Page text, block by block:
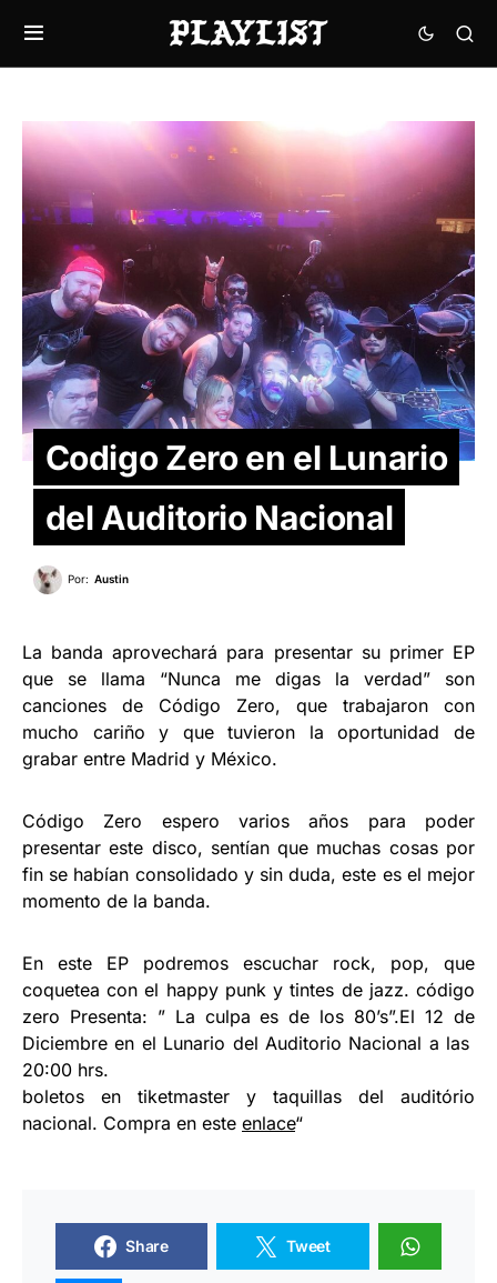
Codigo Zero en el Lunario
del Auditorio Nacional
Por: Austin
La banda aprovechará para presentar su primer EP
que se llama “Nunca me digas la verdad” son
canciones de Código Zero, que trabajaron con
mucho cariño y que tuvieron la oportunidad de
grabar entre Madrid y México.
Código Zero espero varios años para poder
presentar este disco, sentían que muchas cosas por
fin se habían consolidado y sin duda, este es el mejor
momento de la banda.
En este EP podremos escuchar rock, pop, que
coquetea con el happy punk y tintes de jazz. código
zero Presenta: ” La culpa es de los 80’s”.El 12 de
Diciembre en el Lunario del Auditorio Nacional a las
20:00 hrs.
boletos en tiketmaster y taquillas del auditório
nacional. Compra en este enlace“
Share Tweet